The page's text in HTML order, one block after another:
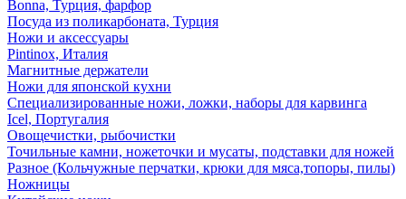
Bonna, Турция, фарфор
Посуда из поликарбоната, Турция
Ножи и аксессуары
Pintinox, Италия
Магнитные держатели
Ножи для японской кухни
Специализированные ножи, ложки, наборы для карвинга
Icel, Португалия
Овощечистки, рыбочистки
Точильные камни, ножеточки и мусаты, подставки для ножей
Разное (Кольчужные перчатки, крюки для мяса,топоры, пилы)
Ножницы